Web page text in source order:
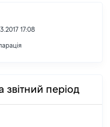
17:08
звітний період